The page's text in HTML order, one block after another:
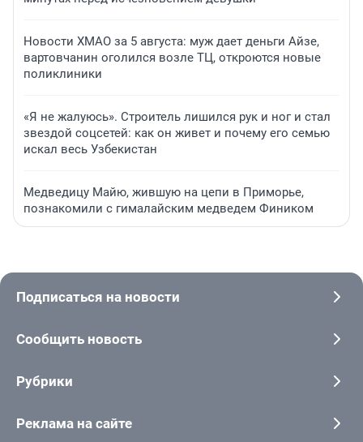
Новости ХМАО за 5 августа: муж дает деньги Айзе,
вартовчанин оголился возле ТЦ, откроются новые
поликлиники
«Я не жалуюсь». Строитель лишился рук и ног и стал
звездой соцсетей: как он живет и почему его семью
искал весь Узбекистан
Медведицу Майю, жившую на цепи в Приморье,
познакомили с гималайским медведем Фиником
Подписаться на новости
Сообщить новость
Рубрики
Реклама на сайте